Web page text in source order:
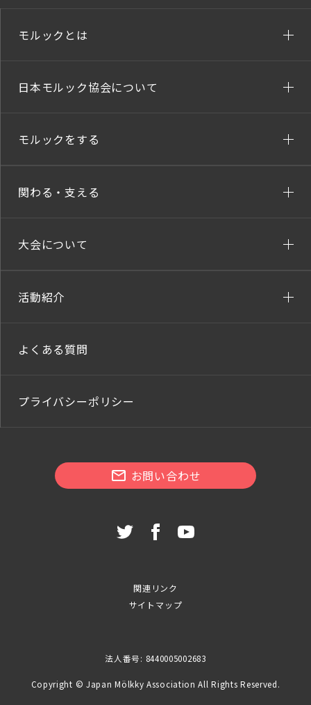
モルックとは
日本モルック協会について
モルックをする
関わる・支える
大会について
活動紹介
よくある質問
プライバシーポリシー
お問い合わせ
関連リンク
サイトマップ
法人番号: 8440005002683
Copyright © Japan Mölkky Association All Rights Reserved.